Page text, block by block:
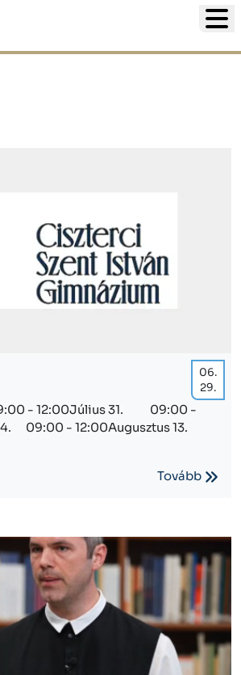
06.
29.
- 12:00Július 31. 09:00 -
4. 09:00 - 12:00Augusztus 13.
Tovább